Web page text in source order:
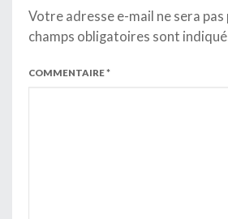
Votre adresse e-mail ne sera pas
champs obligatoires sont
COMMENTAIRE*